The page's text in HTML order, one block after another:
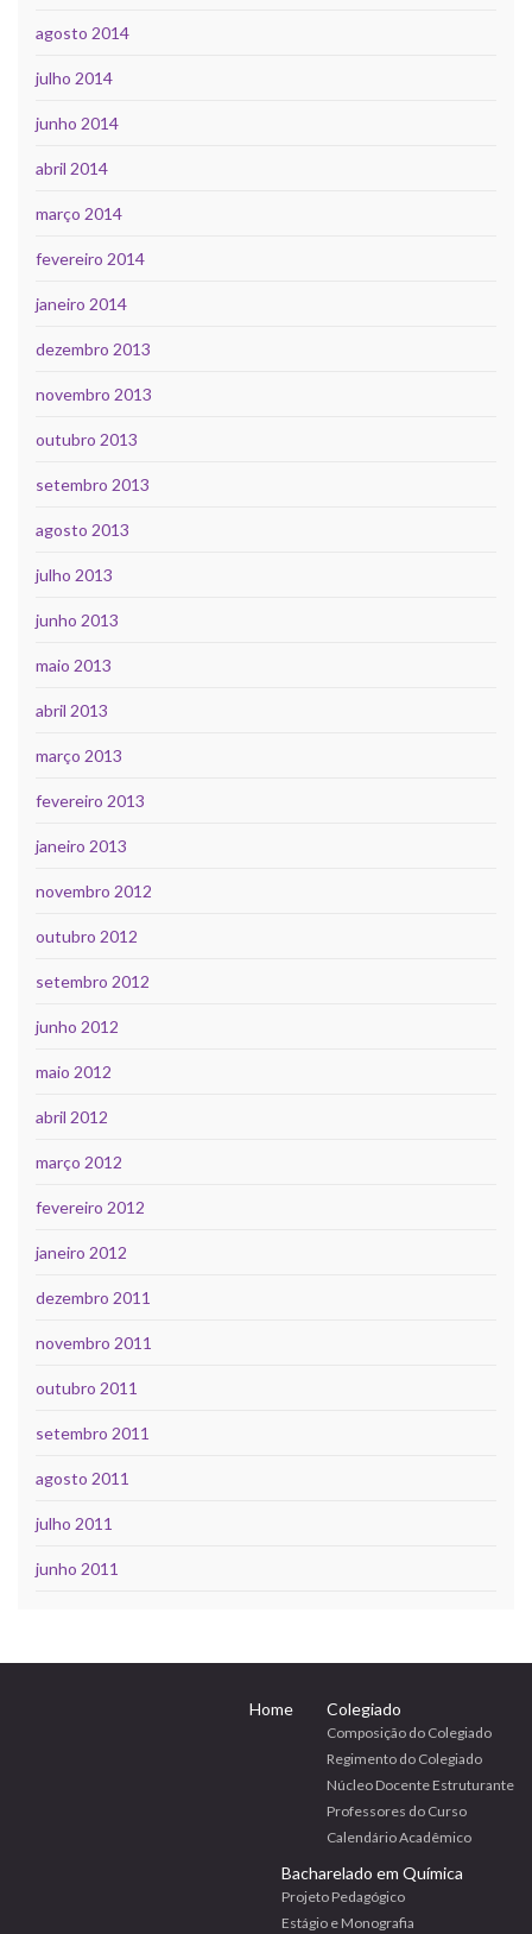
agosto 2014
julho 2014
junho 2014
abril 2014
março 2014
fevereiro 2014
janeiro 2014
dezembro 2013
novembro 2013
outubro 2013
setembro 2013
agosto 2013
julho 2013
junho 2013
maio 2013
abril 2013
março 2013
fevereiro 2013
janeiro 2013
novembro 2012
outubro 2012
setembro 2012
junho 2012
maio 2012
abril 2012
março 2012
fevereiro 2012
janeiro 2012
dezembro 2011
novembro 2011
outubro 2011
setembro 2011
agosto 2011
julho 2011
junho 2011
Home Colegiado
Composição do Colegiado
Regimento do Colegiado
Núcleo Docente Estruturante
Professores do Curso
Calendário Acadêmico
Bacharelado em Química
Projeto Pedagógico
Estágio e Monografia